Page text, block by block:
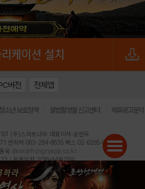
버전 전체앱
청소년 보호정책 불법촬영물 신고센터 제휴광고문의
(주)스마트나우 대표이사:송현두
연락처:063-284-8635 팩스:02-6265-0377
욱 desk@hungryapp.co.kr
| 등록일자:2016년4월25일
우 송현두 | 편집인:김동욱
를 받으므로, 무단 전재, 복사, 배포 등을 금합니다.